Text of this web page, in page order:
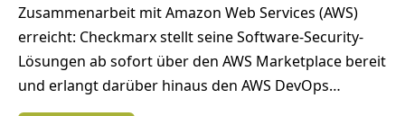
Zusammenarbeit mit Amazon Web Services (AWS)
erreicht: Checkmarx stellt seine Software-Security-
Lösungen ab sofort über den AWS Marketplace bereit
und erlangt darüber hinaus den AWS DevOps…